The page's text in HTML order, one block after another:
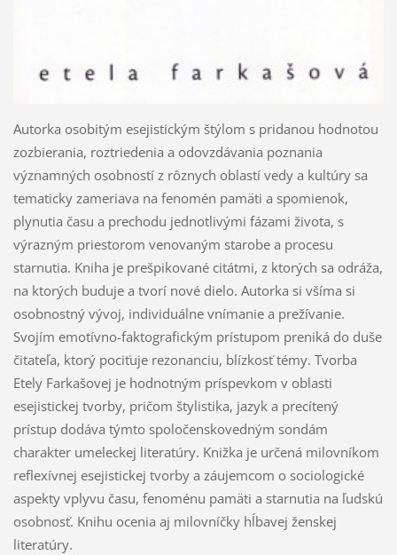
Autorka osobitým esejistickým štýlom s pridanou hodnotou
zozbierania, roztriedenia a odovzdávania poznania
významných osobností z rôznych oblastí vedy a kultúry sa
tematicky zameriava na fenomén pamäti a spomienok,
plynutia času a prechodu jednotlivými fázami života, s
výrazným priestorom venovaným starobe a procesu
starnutia. Kniha je prešpikované citátmi, z ktorých sa odráža,
na ktorých buduje a tvorí nové dielo. Autorka si všíma si
osobnostný vývoj, individuálne vnímanie a prežívanie.
Svojím emotívno-faktografickým prístupom preniká do duše
čitateľa, ktorý pociťuje rezonanciu, blízkosť témy. Tvorba
Etely Farkašovej je hodnotným príspevkom v oblasti
esejistickej tvorby, pričom štylistika, jazyk a precítený
prístup dodáva týmto spoločenskovedným sondám
charakter umeleckej literatúry. Knižka je určená milovníkom
reflexívnej esejistickej tvorby a záujemcom o sociologické
aspekty vplyvu času, fenoménu pamäti a starnutia na ľudskú
osobnosť. Knihu ocenia aj milovníčky hĺbavej ženskej
literatúry.